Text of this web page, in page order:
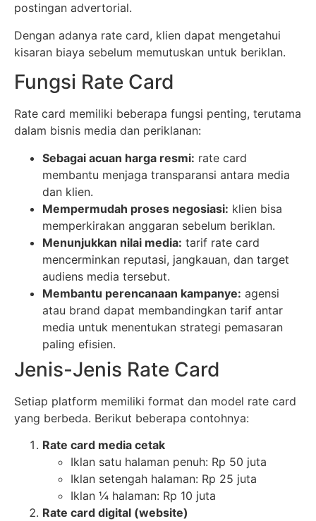
postingan advertorial.
Dengan adanya rate card, klien dapat mengetahui
kisaran biaya sebelum memutuskan untuk beriklan.
Fungsi Rate Card
Rate card memiliki beberapa fungsi penting, terutama
dalam bisnis media dan periklanan:
Sebagai acuan harga resmi: rate card
membantu menjaga transparansi antara media
dan klien.
Mempermudah proses negosiasi: klien bisa
memperkirakan anggaran sebelum beriklan.
Menunjukkan nilai media: tarif rate card
mencerminkan reputasi, jangkauan, dan target
audiens media tersebut.
Membantu perencanaan kampanye: agensi
atau brand dapat membandingkan tarif antar
media untuk menentukan strategi pemasaran
paling efisien.
Jenis-Jenis Rate Card
Setiap platform memiliki format dan model rate card
yang berbeda. Berikut beberapa contohnya:
Rate card media cetak
Iklan satu halaman penuh: Rp 50 juta
Iklan setengah halaman: Rp 25 juta
Iklan ¼ halaman: Rp 10 juta
Rate card digital (website)